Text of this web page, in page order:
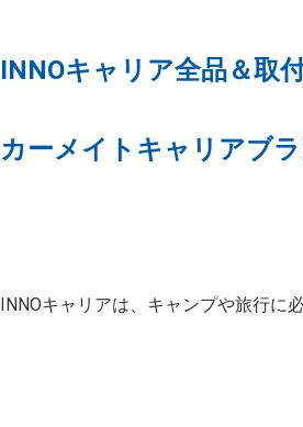
INNOキャリア全品＆取
カーメイトキャリアブ
INNOキャリアは、キャンプや旅行に